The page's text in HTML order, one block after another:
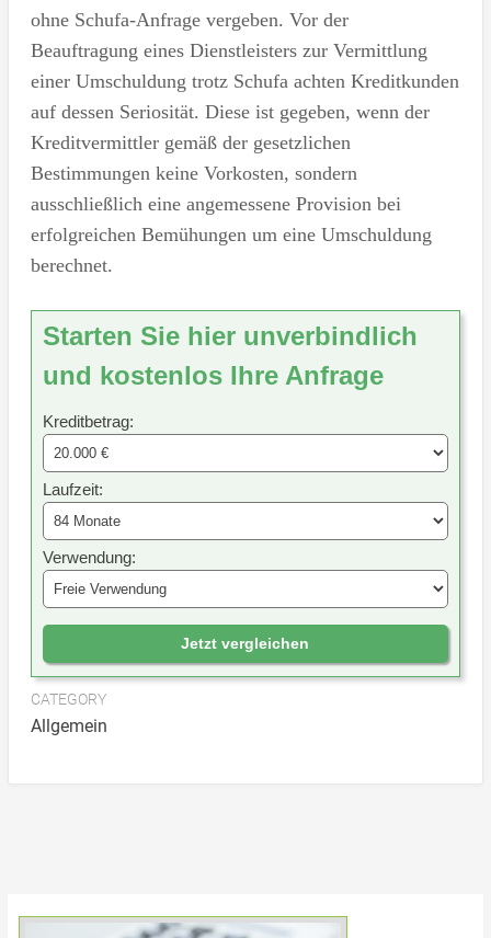
ohne Schufa-Anfrage vergeben. Vor der
Beauftragung eines Dienstleisters zur Vermittlung
einer Umschuldung trotz Schufa achten Kreditkunden
auf dessen Seriosität. Diese ist gegeben, wenn der
Kreditvermittler gemäß der gesetzlichen
Bestimmungen keine Vorkosten, sondern
ausschließlich eine angemessene Provision bei
erfolgreichen Bemühungen um eine Umschuldung
berechnet.
Starten Sie hier unverbindlich
und kostenlos Ihre Anfrage
Kreditbetrag:
Laufzeit:
Verwendung:
Jetzt vergleichen
CATEGORY
Allgemein